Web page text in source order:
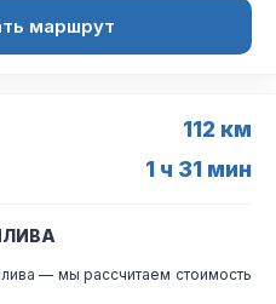
маршрут
112 км
1 ч 31 мин
— мы рассчитаем стоимость